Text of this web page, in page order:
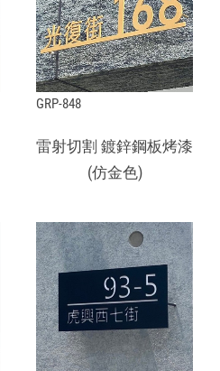
GRP-848
雷射切割 鍍鋅鋼板烤漆
(仿金色)